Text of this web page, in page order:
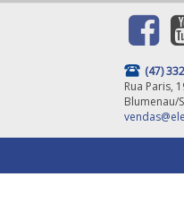
(47)
Rua Paris,
Blumenau/